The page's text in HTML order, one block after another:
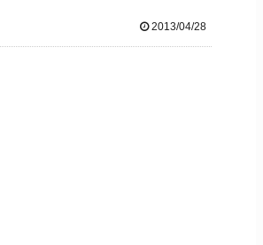
2013/04/28